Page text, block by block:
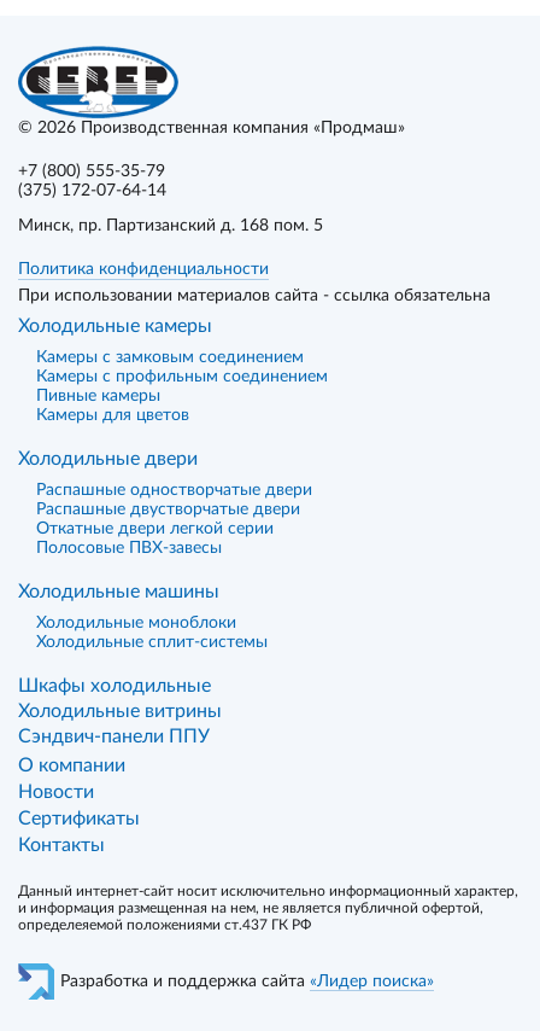
© 2026 Производственная компания «Продмаш»
+7 (800) 555-35-79
(375) 172-07-64-14
Минск, пр. Партизанский д. 168 пом. 5
Политика конфиденциальности
При использовании материалов сайта - ссылка обязательна
Холодильные камеры
Камеры с замковым соединением
Камеры с профильным соединением
Пивные камеры
Камеры для цветов
Холодильные двери
Распашные одностворчатые двери
Распашные двустворчатые двери
Откатные двери легкой серии
Полосовые ПВХ-завесы
Холодильные машины
Холодильные моноблоки
Холодильные сплит-системы
Шкафы холодильные
Холодильные витрины
Сэндвич-панели ППУ
О компании
Новости
Сертификаты
Контакты
Данный интернет-сайт носит исключительно информационный характер,
и информация размещенная на нем, не является публичной офертой,
определеяемой положениями ст.437 ГК РФ
Разработка и поддержка сайта «Лидер поиска»